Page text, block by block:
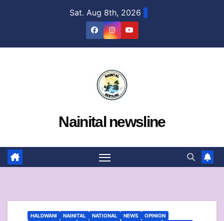
Sat. Aug 8th, 2026
Nainital newsline
HALDWANI NAINITAL NATIONAL NEWS
OPINION